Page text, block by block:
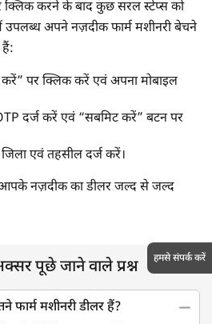
करने के बाद कुछ सरल स्टेप्स को
उपलब्ध अपने नज़दीक फार्म मशीनरी बेचने
पर क्लिक करें एवं अपना मोबाइल
दर्ज करें एवं “सबमिट करें” बटन पर
एवं तहसील दर्ज करें।
नज़दीक का डीलर जल्द से जल्द
पूछे जाने वाले प्रश्न
फार्म मशीनरी डीलर हैं?
हमसे संपर्क करें